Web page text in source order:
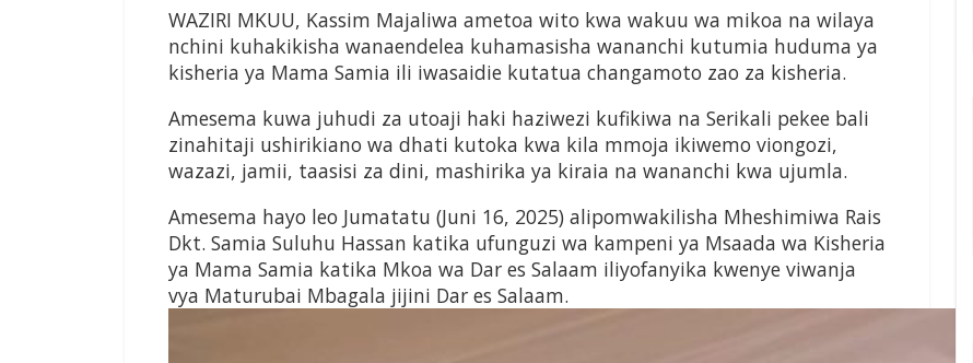
WAZIRI MKUU, Kassim Majaliwa ametoa wito kwa wakuu wa mikoa na wilaya
nchini kuhakikisha wanaendelea kuhamasisha wananchi kutumia huduma ya
kisheria ya Mama Samia ili iwasaidie kutatua changamoto zao za kisheria.
Amesema kuwa juhudi za utoaji haki haziwezi kufikiwa na Serikali pekee bali
zinahitaji ushirikiano wa dhati kutoka kwa kila mmoja ikiwemo viongozi,
wazazi, jamii, taasisi za dini, mashirika ya kiraia na wananchi kwa ujumla.
Amesema hayo leo Jumatatu (Juni 16, 2025) alipomwakilisha Mheshimiwa Rais
Dkt. Samia Suluhu Hassan katika ufunguzi wa kampeni ya Msaada wa Kisheria
ya Mama Samia katika Mkoa wa Dar es Salaam iliyofanyika kwenye viwanja
vya Maturubai Mbagala jijini Dar es Salaam.